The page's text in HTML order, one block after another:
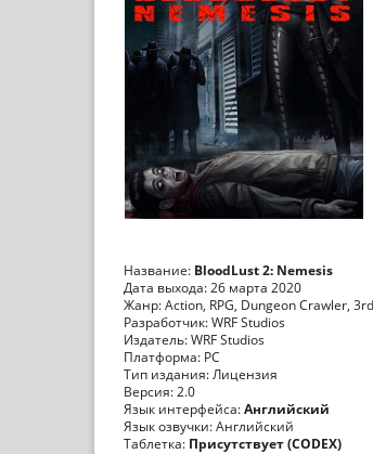
Название: BloodLust 2: Nemesis
Дата выхода: 26 марта 2020
Жанр: Action, RPG, Dungeon Crawler,
Разработчик: WRF Studios
Издатель: WRF Studios
Платформа: PC
Тип издания: Лицензия
Версия: 2.0
Язык интерфейса:Английский
Язык озвучки: Английский
Таблетка: Присутствует (CODEX)